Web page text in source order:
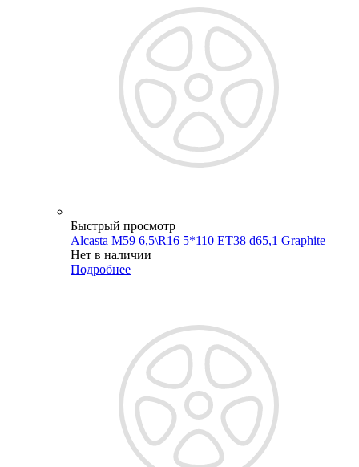
Быстрый просмотр
Alcasta M59 6,5\R16 5*110 ET38 d65,1 Graphite
Нет в наличии
Подробнее